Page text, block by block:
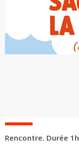
Rencontre. Durée